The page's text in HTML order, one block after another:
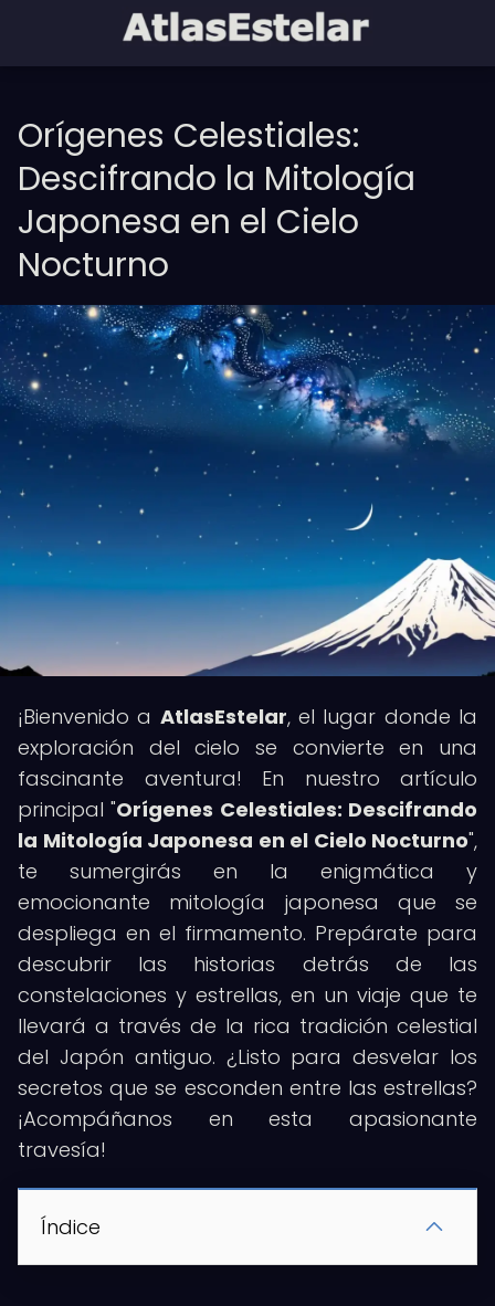
Orígenes Celestiales:
Descifrando la Mitología
Japonesa en el Cielo
Nocturno
¡Bienvenido a AtlasEstelar, el lugar donde la
exploración del cielo se convierte en una
fascinante aventura! En nuestro artículo
principal "Orígenes Celestiales: Descifrando
la Mitología Japonesa en el Cielo Nocturno",
te sumergirás en la enigmática y
emocionante mitología japonesa que se
despliega en el firmamento. Prepárate para
descubrir las historias detrás de las
constelaciones y estrellas, en un viaje que te
llevará a través de la rica tradición celestial
del Japón antiguo. ¿Listo para desvelar los
secretos que se esconden entre las estrellas?
¡Acompáñanos en esta apasionante
travesía!
Índice